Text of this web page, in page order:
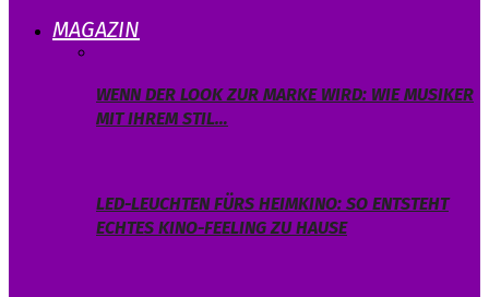
MAGAZIN
WENN DER LOOK ZUR MARKE WIRD: WIE MUSIKER
MIT IHREM STIL…
LED-LEUCHTEN FÜRS HEIMKINO: SO ENTSTEHT
ECHTES KINO-FEELING ZU HAUSE